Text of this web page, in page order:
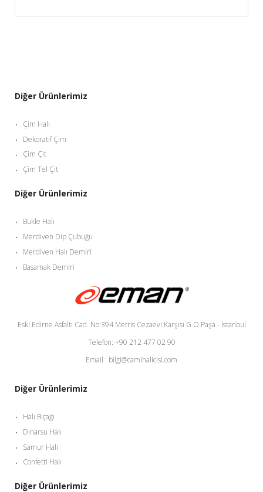
Diğer Ürünlerimiz
Çim Halı
Dekoratif Çim
Çim Çit
Çim Tel Çit
Diğer Ürünlerimiz
Bukle Halı
Merdiven Dip Çubuğu
Merdiven Halı Demiri
Basamak Demiri
Eski Edirne Asfaltı Cad. No:394 Metris Cezaevi Karşısı G.O.Paşa - İstanbul
Telefon: +90 212 477 02 90
Email : bilgi@camihalicisi.com
Diğer Ürünlerimiz
Halı Bıçağı
Dinarsu Halı
Samur Halı
Confetti Halı
Diğer Ürünlerimiz